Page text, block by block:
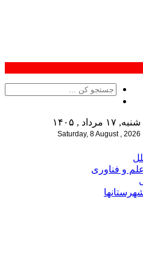
شنبه, ۱۷ مرداد , ۱۴۰۵
Saturday, 8 August , 2026
علم و فناوری